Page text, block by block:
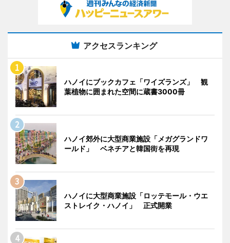
アクセスランキング
ハノイにブックカフェ「ワイズランズ」 観
葉植物に囲まれた空間に蔵書3000冊
ハノイ郊外に大型商業施設「メガグランドワ
ールド」 ベネチアと韓国街を再現
ハノイに大型商業施設「ロッテモール・ウエ
ストレイク・ハノイ」 正式開業